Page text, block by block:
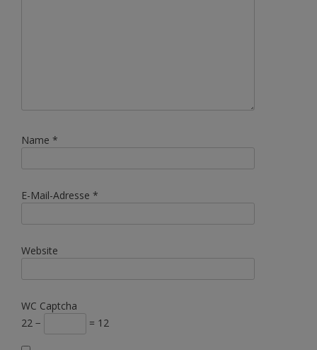
Name *
E-Mail-Adresse *
Website
WC Captcha
22 −
= 12